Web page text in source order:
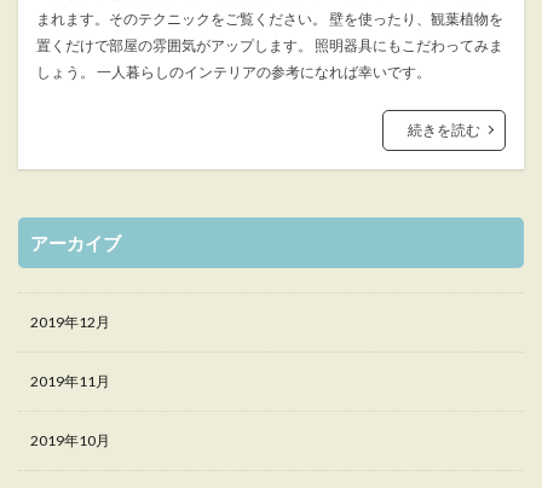
まれます。そのテクニックをご覧ください。 壁を使ったり、観葉植物を
置くだけで部屋の雰囲気がアップします。 照明器具にもこだわってみま
しょう。 一人暮らしのインテリアの参考になれば幸いです。
続きを読む
アーカイブ
2019年12月
2019年11月
2019年10月